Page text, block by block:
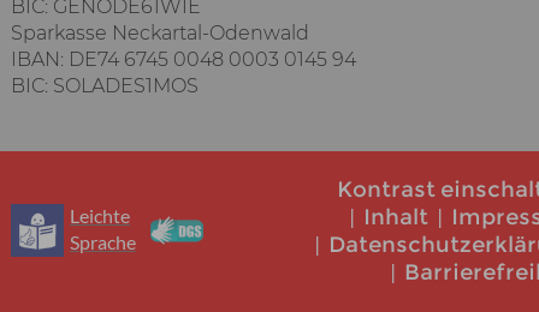
BIC: GENODE61WIE
Sparkasse Neckartal-Odenwald
IBAN: DE74 6745 0048 0003 0145 94
BIC: SOLADES1MOS
Leichte
Sprache
Kontrast
Inhalt